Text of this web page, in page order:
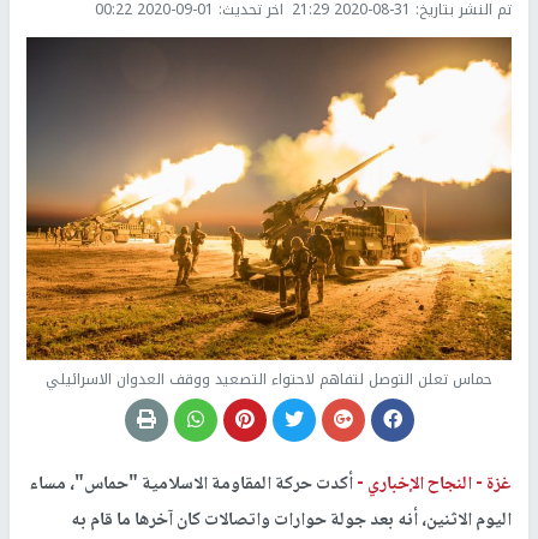
تم النشر بتاريخ: 2020-08-31 21:29 اخر تحديث: 2020-09-01 00:22
حماس تعلن التوصل لتفاهم لاحتواء التصعيد ووقف العدوان الاسرائيلي
غزة -النجاح الإخباري -أكدت حركة المقاومة الاسلامية "حماس"، مساء
اليوم الاثنين، أنه بعد جولة حوارات واتصالات كان آخرها ما قام به